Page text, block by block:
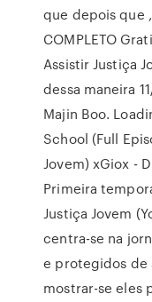
que depois que ,
COMPLETO
Assistir Justiça
dessa maneira
Majin Boo.
School (Full
Jovem) xGiox -
Primeira
Justiça Jovem
centra-se na
e protegidos de
mostrar-se eles